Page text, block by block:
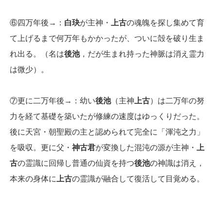
⑥四万年後→： 白玦が主神・ 上古の魂魄を探し集めて育
て上げるまで何万年もかかったが、ついに殻を破り生ま
れ出る。（名は後池，だが生まれ持った神脈は消え霊力
は微少）。
⑦更に二万年後→：幼い後池（主神 上古）は二万年の努
力を経て基礎を築いたが修練の速度はゆっくりだった。
後に天宮・朝聖殿の主と認められて完全に「渾沌之力」
を吸収。更に父・ 神古君が変換した混沌の源が主神・
上
古の霊識に回帰し普通の仙資を持つ後池の神識は消え，
本来の身体に
上古の霊識が融合して復活して目覚める。